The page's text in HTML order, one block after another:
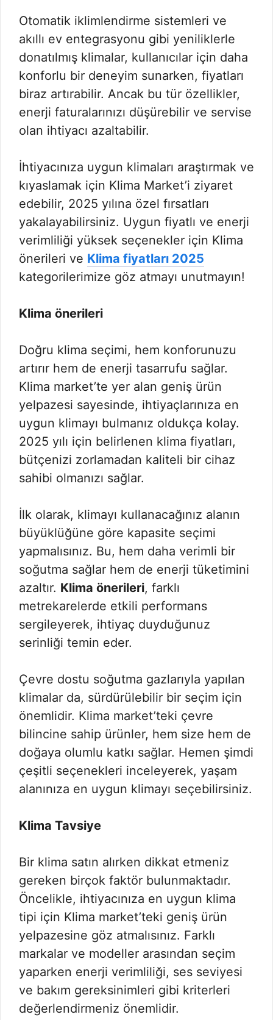
Otomatik iklimlendirme sistemleri ve
akıllı ev entegrasyonu gibi yeniliklerle
donatılmış klimalar, kullanıcılar için daha
konforlu bir deneyim sunarken, fiyatları
biraz artırabilir. Ancak bu tür özellikler,
enerji faturalarınızı düşürebilir ve servise
olan ihtiyacı azaltabilir.
İhtiyacınıza uygun klimaları araştırmak ve
kıyaslamak için Klima Market’i ziyaret
edebilir, 2025 yılına özel fırsatları
yakalayabilirsiniz. Uygun fiyatlı ve enerji
verimliliği yüksek seçenekler için Klima
önerileri ve Klima fiyatları 2025
kategorilerimize göz atmayı unutmayın!
Klima önerileri
Doğru klima seçimi, hem konforunuzu
artırır hem de enerji tasarrufu sağlar.
Klima market’te yer alan geniş ürün
yelpazesi sayesinde, ihtiyaçlarınıza en
uygun klimayı bulmanız oldukça kolay.
2025 yılı için belirlenen klima fiyatları,
bütçenizi zorlamadan kaliteli bir cihaz
sahibi olmanızı sağlar.
İlk olarak, klimayı kullanacağınız alanın
büyüklüğüne göre kapasite seçimi
yapmalısınız. Bu, hem daha verimli bir
soğutma sağlar hem de enerji tüketimini
azaltır. Klima önerileri, farklı
metrekarelerde etkili performans
sergileyerek, ihtiyaç duyduğunuz
serinliği temin eder.
Çevre dostu soğutma gazlarıyla yapılan
klimalar da, sürdürülebilir bir seçim için
önemlidir. Klima market’teki çevre
bilincine sahip ürünler, hem size hem de
doğaya olumlu katkı sağlar. Hemen şimdi
çeşitli seçenekleri inceleyerek, yaşam
alanınıza en uygun klimayı seçebilirsiniz.
Klima Tavsiye
Bir klima satın alırken dikkat etmeniz
gereken birçok faktör bulunmaktadır.
Öncelikle, ihtiyacınıza en uygun klima
tipi için Klima market’teki geniş ürün
yelpazesine göz atmalısınız. Farklı
markalar ve modeller arasından seçim
yaparken enerji verimliliği, ses seviyesi
ve bakım gereksinimleri gibi kriterleri
değerlendirmeniz önemlidir.